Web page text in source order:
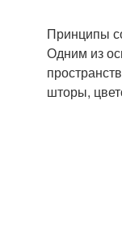
Принципы
Одним из
шторы,